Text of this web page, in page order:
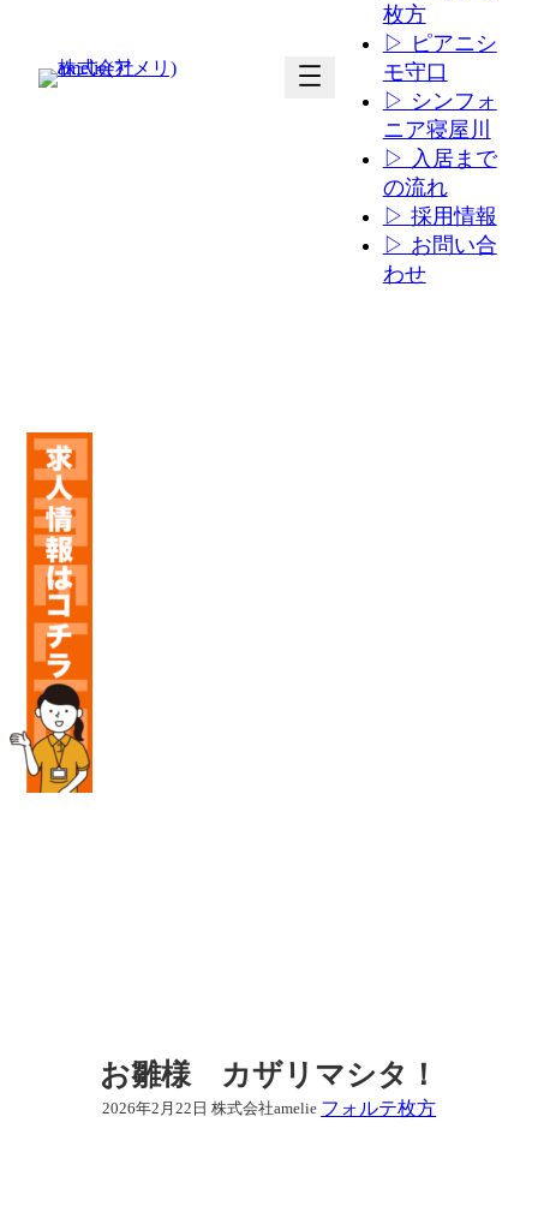
枚方
▷ ピアニシ
モ守口
▷ シンフォ
ニア寝屋川
▷ 入居まで
の流れ
▷ 採用情報
▷ お問い合
わせ
お雛様 カザリマシタ！
2026年2月22日 株式会社amelie フォルテ枚方